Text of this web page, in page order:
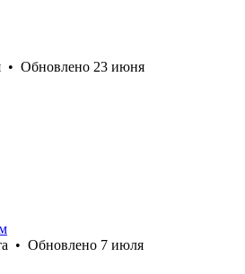
• Обновлено 23 июня
• Обновлено 7 июля